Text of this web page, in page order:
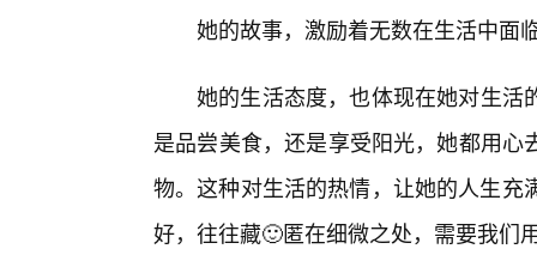
她的故事，激励着无数在生活中面
她的生活态度，也体现在她对生活
是品尝美食，还是享受阳光，她都用
物。这种对生活的热情，让她的人生
好，往往藏🙂匿在细微之处，需要我们